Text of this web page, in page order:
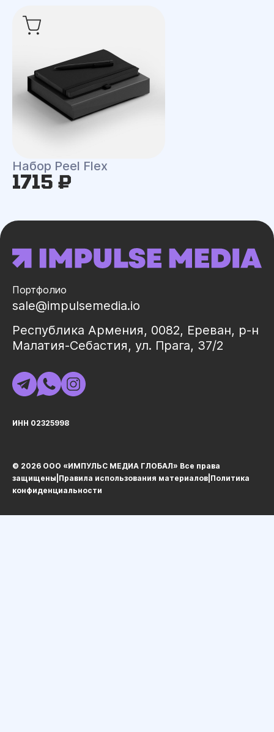
Набор Peel Flex
1715 ₽
Портфолио
sale@impulsemedia.io
Республика Армения, 0082, Ереван, р-н
Малатия-Себастия, ул. Прага, 37/2
ИНН 02325998
© 2026 ООО «ИМПУЛЬС МЕДИА ГЛОБАЛ» Все права
защищеныㅤ|ㅤ Правила использования материалов Политика
конфиденциальности